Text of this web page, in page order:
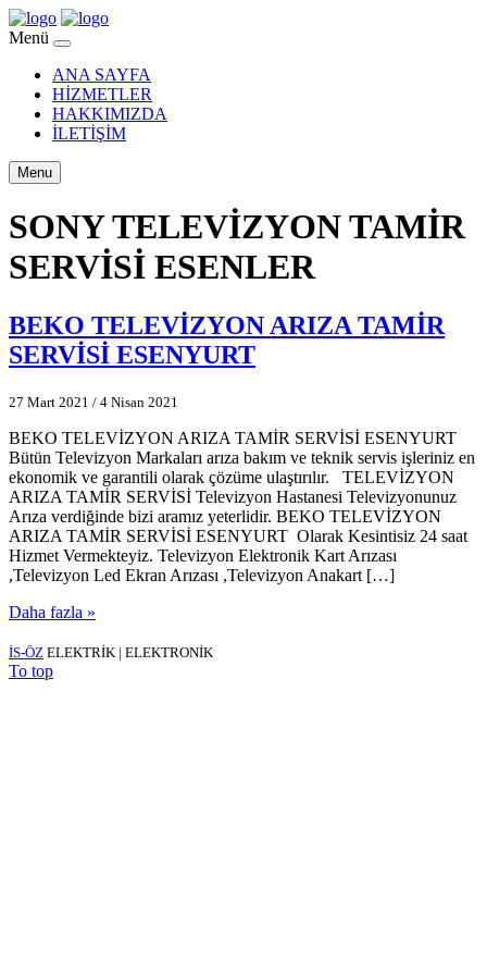
Menü
ANA SAYFA
HİZMETLER
HAKKIMIZDA
İLETİŞİM
Menu
SONY TELEVİZYON TAMİR
SERVİSİ ESENLER
BEKO TELEVİZYON ARIZA TAMİR
SERVİSİ ESENYURT
27 Mart 2021 / 4 Nisan 2021
BEKO TELEVİZYON ARIZA TAMİR SERVİSİ ESENYURT
Bütün Televizyon Markaları arıza bakım ve teknik servis işleriniz en
ekonomik ve garantili olarak çözüme ulaştırılır. TELEVİZYON
ARIZA TAMİR SERVİSİ Televizyon Hastanesi Televizyonunuz
Arıza verdiğinde bizi aramız yeterlidir. BEKO TELEVİZYON
ARIZA TAMİR SERVİSİ ESENYURT Olarak Kesintisiz 24 saat
Hizmet Vermekteyiz. Televizyon Elektronik Kart Arızası
,Televizyon Led Ekran Arızası ,Televizyon Anakart […]
Daha fazla »
İS-ÖZ ELEKTRİK | ELEKTRONİK
To top